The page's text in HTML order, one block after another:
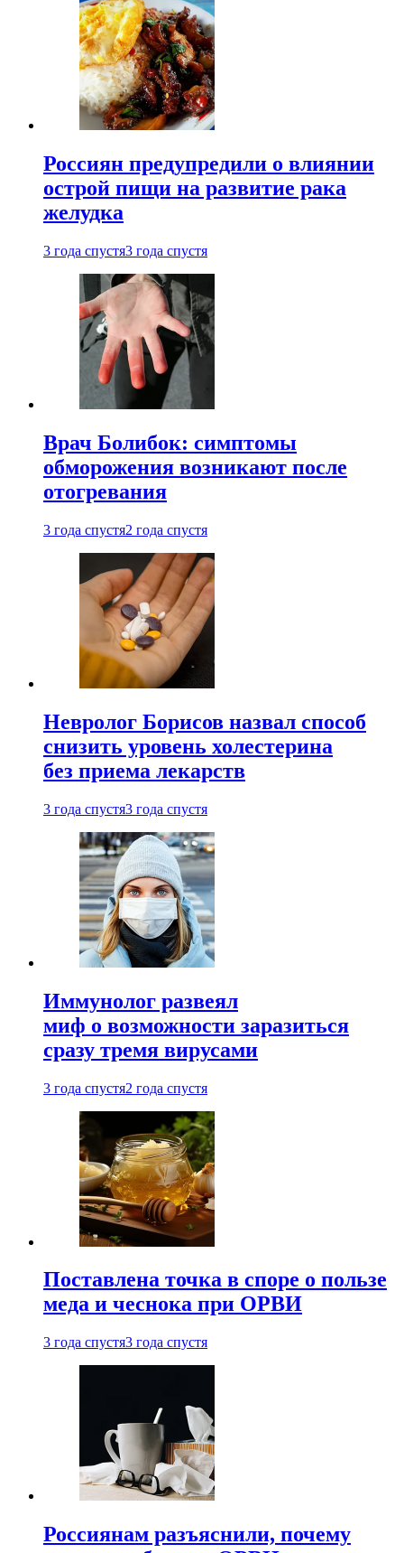
Россиян предупредили о влиянии
острой пищи на развитие рака
желудка
3 года спустя3 года спустя
Врач Болибок: симптомы
обморожения возникают после
отогревания
3 года спустя2 года спустя
Невролог Борисов назвал способ
снизить уровень холестерина
без приема лекарств
3 года спустя3 года спустя
Иммунолог развеял
миф о возможности заразиться
сразу тремя вирусами
3 года спустя2 года спустя
Поставлена точка в споре о пользе
меда и чеснока при ОРВИ
3 года спустя3 года спустя
Россиянам разъяснили, почему